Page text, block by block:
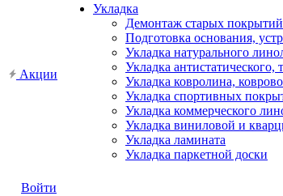
Акции
Укладка
Демонтаж старых покрытий
Подготовка основания,
Укладка натурального
Укладка
Укладка ковролина,
Укладка спортивных
Укладка коммерческого
Укладка виниловой и
Укладка ламината
Укладка паркетной доски
Войти